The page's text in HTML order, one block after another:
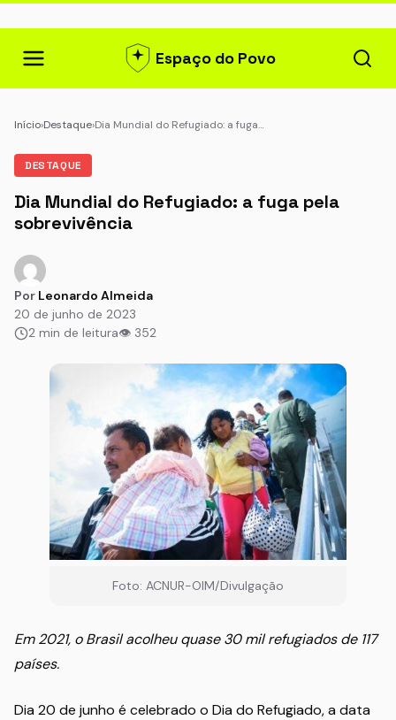
Espaço do Povo
Início›Destaque›Dia Mundial do Refugiado: a fuga…
DESTAQUE
Dia Mundial do Refugiado: a fuga pela
sobrevivência
Por Leonardo Almeida
20 de junho de 2023
2 min de leitura👁 352
Foto: ACNUR-OIM/Divulgação
Em 2021, o Brasil acolheu quase 30 mil refugiados de 117
países.
Dia 20 de junho é celebrado o Dia do Refugiado, a data